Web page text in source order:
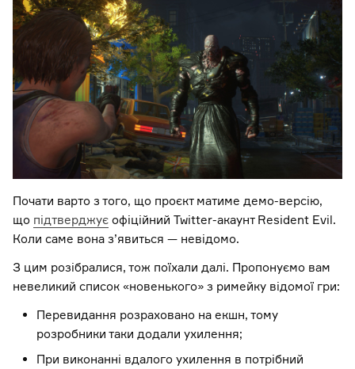
Почати варто з того, що проєкт матиме демо-версію,
що підтверджує офіційний Twitter-акаунт Resident Evil.
Коли саме вона з’явиться — невідомо.
З цим розібралися, тож поїхали далі. Пропонуємо вам
невеликий список «новенького» з римейку відомої гри:
Перевидання розраховано на екшн, тому
розробники таки додали ухилення;
При виконанні вдалого ухилення в потрібний